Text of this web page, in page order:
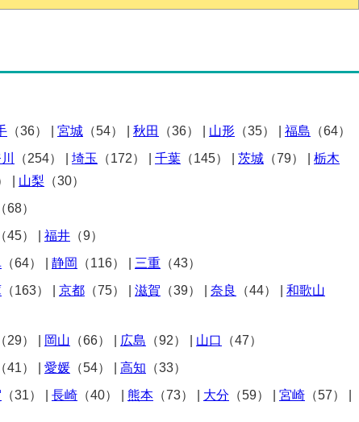
（36） 宮城 （54） 秋田 （36） 山形 （35） 福島 （64）
（254） 埼玉 （172） 千葉 （145） 茨城 （79）
栃木
山梨 （30）
（68）
（45） 福井 （9）
（64） 静岡 （116） 三重 （43）
（163） 京都 （75） 滋賀 （39） 奈良 （44）
和歌山
（29） 岡山 （66） 広島 （92） 山口
（47）
（41） 愛媛 （54） 高知 （33）
（31） 長崎 （40） 熊本 （73） 大分 （59） 宮崎 （57）